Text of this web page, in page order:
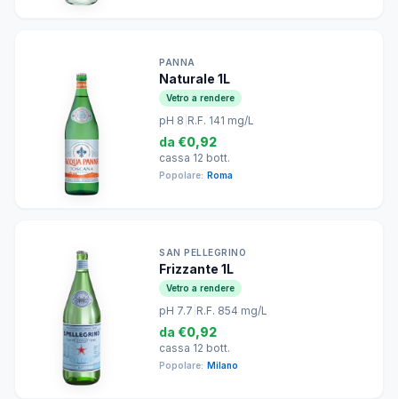
PANNA
Naturale 1L
Vetro a rendere
pH 8 R.F. 141 mg/L
da €0,92
cassa 12 bott.
Popolare: Roma
SAN PELLEGRINO
Frizzante 1L
Vetro a rendere
pH 7.7 R.F. 854 mg/L
da €0,92
cassa 12 bott.
Popolare: Milano